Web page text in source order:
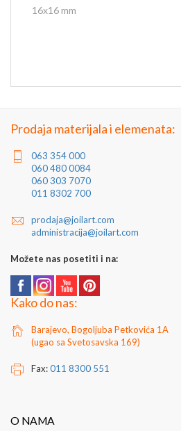
16x16 mm
Prodaja materijala i elemenata:
063 354 000
060 480 0084
060 303 7070
011 8302 700
prodaja@joilart.com
administracija@joilart.com
Možete nas posetiti i na:
Kako do nas:
Barajevo, Bogoljuba Petkovića 1A
(ugao sa Svetosavska 169)
Fax:011 8300 551
O NAMA